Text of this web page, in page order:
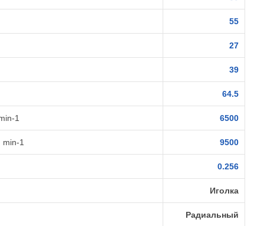
55
27
39
64.5
1 6500
1 9500
0.256
Иголка
Радиальный